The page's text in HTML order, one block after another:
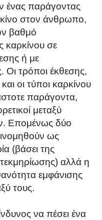
ένας παράγοντας
στον άνθρωπο,
βαθμό
καρκίνου σε
ή με
Οι τρόποι έκθεσης,
οι τύποι καρκίνου
παράγοντα,
μεταξύ
Επομένως δύο
ως
(βάσει της
τεκμηρίωσης) αλλά η
εμφάνισης
τους.
να πέσει ένα